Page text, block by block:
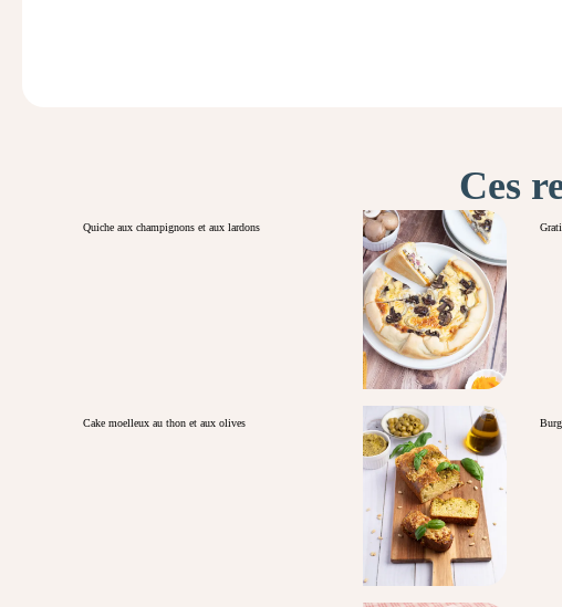
Ces
Quiche aux champignons et aux lardons
Cake moelleux au thon et aux olives